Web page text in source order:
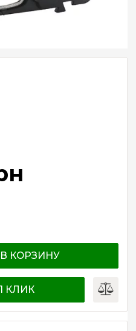
В КОРЗИНУ
КЛИК